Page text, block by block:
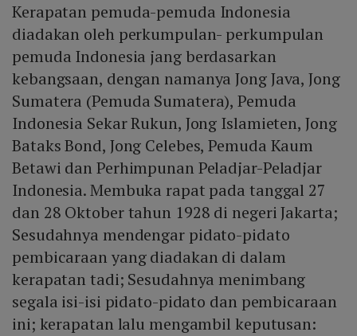
Kerapatan pemuda-pemuda Indonesia
diadakan oleh perkumpulan- perkumpulan
pemuda Indonesia jang berdasarkan
kebangsaan, dengan namanya Jong Java, Jong
Sumatera (Pemuda Sumatera), Pemuda
Indonesia Sekar Rukun, Jong Islamieten, Jong
Bataks Bond, Jong Celebes, Pemuda Kaum
Betawi dan Perhimpunan Peladjar-Peladjar
Indonesia. Membuka rapat pada tanggal 27
dan 28 Oktober tahun 1928 di negeri Jakarta;
Sesudahnya mendengar pidato-pidato
pembicaraan yang diadakan di dalam
kerapatan tadi; Sesudahnya menimbang
segala isi-isi pidato-pidato dan pembicaraan
ini; kerapatan lalu mengambil keputusan: